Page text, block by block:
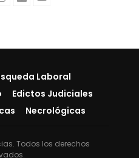
Laboral
Edictos Judiciales
Necrológicas
Todos los derechos